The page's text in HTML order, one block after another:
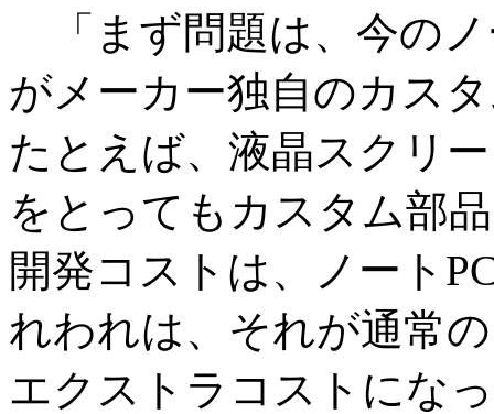
「まず問題は、今のノ
がメーカー独自のカス
たとえば、液晶スクリ
をとってもカスタム部
開発コストは、ノート
れわれは、それが通常
エクストラコストにな